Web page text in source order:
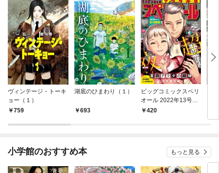
ヴィンテージ・トーキ
ョー（１）
759
湖底のひまわり（１）
693
ビッグコミックスペリ
オール 2022年13号
（2022年6月10日発
420
小学館のおすすめ本 もっと見る